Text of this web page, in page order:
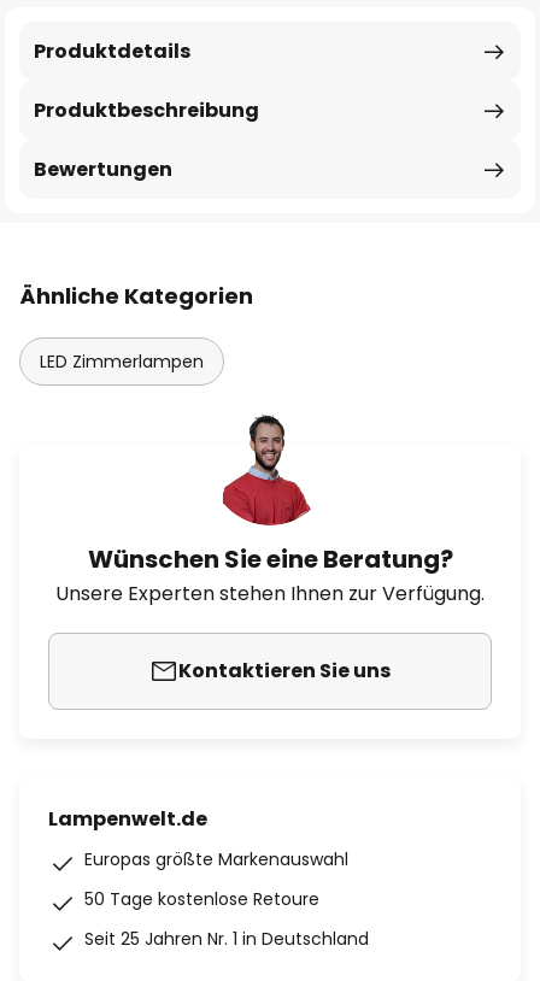
Produktbeschreibung
Produktdetails
Bewertungen
Ähnliche Kategorien
LED Zimmerlampen
Wünschen Sie eine Beratung?
Unsere Experten stehen Ihnen zur Verfügung.
Kontaktieren Sie uns
Lampenwelt.de
Europas größte Markenauswahl
50 Tage kostenlose Retoure
Seit 25 Jahren Nr. 1 in Deutschland